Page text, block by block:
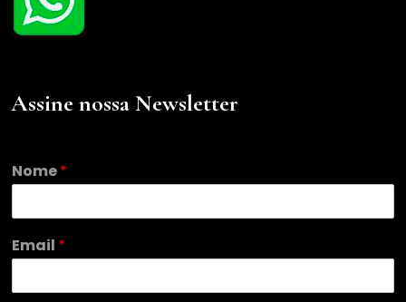
Assine nossa Newsletter
Nome*
E
m
i
Email *